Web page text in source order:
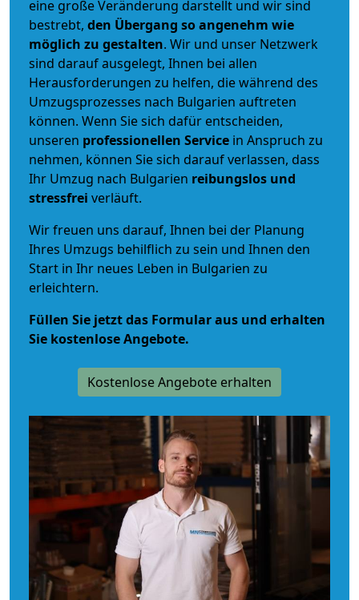
eine große Veränderung darstellt und wir sind
bestrebt, den Übergang so angenehm wie
möglich zu gestalten. Wir und unser Netzwerk
sind darauf ausgelegt, Ihnen bei allen
Herausforderungen zu helfen, die während des
Umzugsprozesses nach Bulgarien auftreten
können. Wenn Sie sich dafür entscheiden,
unseren professionellen Service in Anspruch zu
nehmen, können Sie sich darauf verlassen, dass
Ihr Umzug nach Bulgarien reibungslos und
stressfrei verläuft.
Wir freuen uns darauf, Ihnen bei der Planung
Ihres Umzugs behilflich zu sein und Ihnen den
Start in Ihr neues Leben in Bulgarien zu
erleichtern.
Füllen Sie jetzt das Formular aus und erhalten
Sie kostenlose Angebote.
Kostenlose Angebote erhalten